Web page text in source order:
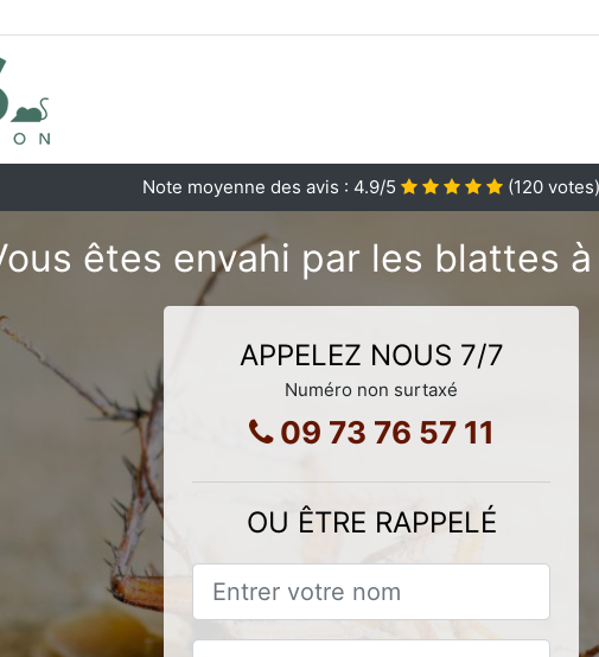
Note moyenne des avis : 4.9/5 (120 votes)
êtes envahi par les blattes
APPELEZ NOUS 7/7
Numéro non surtaxé
09 73 76 57 11
OU ÊTRE RAPPELÉ